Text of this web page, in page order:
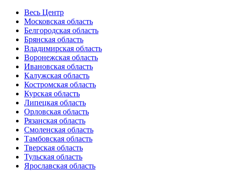
Весь Центр
Московская область
Белгородская область
Брянская область
Владимирская область
Воронежская область
Ивановская область
Калужская область
Костромская область
Курская область
Липецкая область
Орловская область
Рязанская область
Смоленская область
Тамбовская область
Тверская область
Тульская область
Ярославская область